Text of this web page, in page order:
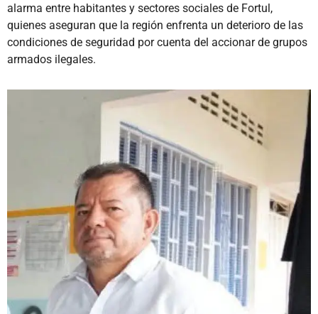
alarma entre habitantes y sectores sociales de Fortul,
quienes aseguran que la región enfrenta un deterioro de las
condiciones de seguridad por cuenta del accionar de grupos
armados ilegales.